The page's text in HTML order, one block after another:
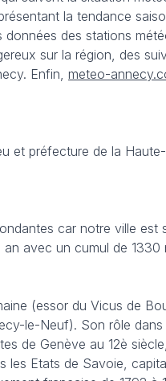
la tendance
des stations
sur la région, des
Enfin, meteo-
et préfecture de la
car notre ville
avec un cumul de 1330
(essor du Vicus de
le-Neuf). Son rôle
de Genève au 12è
les Etats de Savoie,